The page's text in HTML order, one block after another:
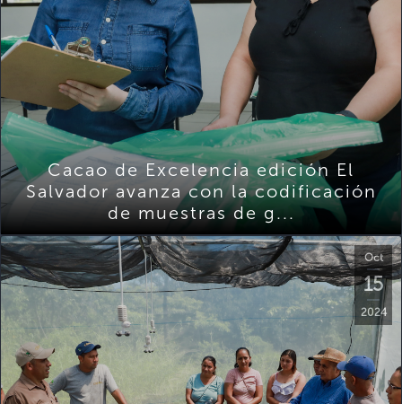
Cacao de Excelencia edición El
Salvador avanza con la codificación
de muestras de g...
Oct
15
2024